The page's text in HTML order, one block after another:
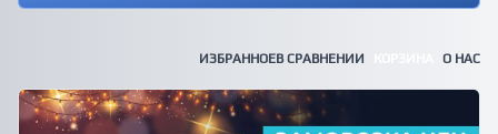
ИЗБРАННОЕВ СРАВНЕНИИ О НАС